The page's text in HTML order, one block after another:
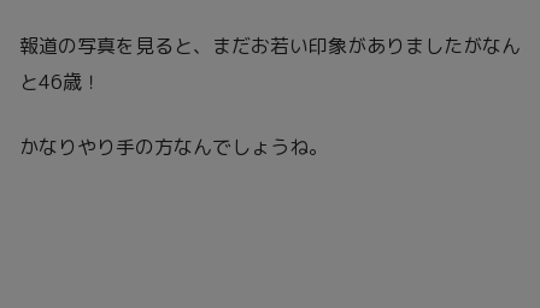
報道の写真を見ると、まだお若い印象がありましたがなん
と46歳！
かなりやり手の方なんでしょうね。